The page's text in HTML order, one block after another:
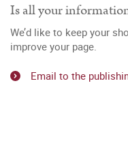
Is all your
We’d like to keep your
improve your page.
Email to the